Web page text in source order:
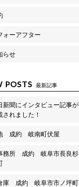
ォーアフター
らせ
POSTS 最新記事
新聞にインタビュー記事が
されました！
成約 岐南町伏屋
務所 成約 岐阜市長良杉
庫 成約 岐阜市市ノ坪町